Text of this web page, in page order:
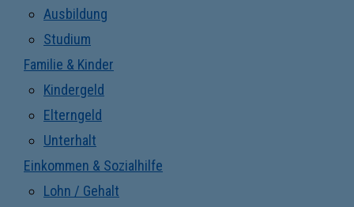
Ausbildung
Studium
Familie & Kinder
Kindergeld
Elterngeld
Unterhalt
Einkommen & Sozialhilfe
Lohn / Gehalt